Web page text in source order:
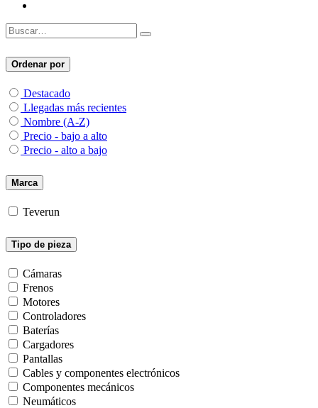
Ordenar por
Destacado
Llegadas más recientes
Nombre (A-Z)
Precio - bajo a alto
Precio - alto a bajo
Marca
Teverun
Tipo de pieza
Cámaras
Frenos
Motores
Controladores
Baterías
Cargadores
Pantallas
Cables y componentes electrónicos
Componentes mecánicos
Neumáticos